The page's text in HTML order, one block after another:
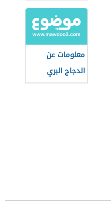
معلومات عن
الدجاج البري